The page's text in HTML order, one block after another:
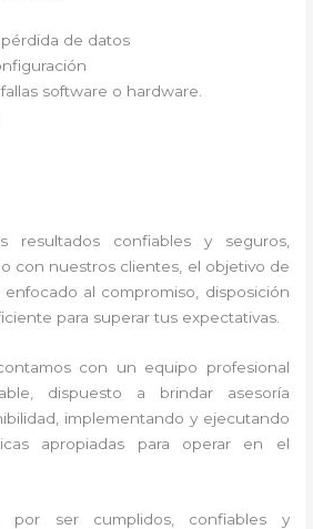
de datos
software o hardware
resultados confiables y seguros,
con nuestros clientes, el objetivo de
al compromiso, disposición
para superar tus expectativas.
contamos con un equipo profesional
dispuesto a brindar asesoría
implementando y ejecutando
apropiadas para operar en el
por ser cumplidos, confiables y